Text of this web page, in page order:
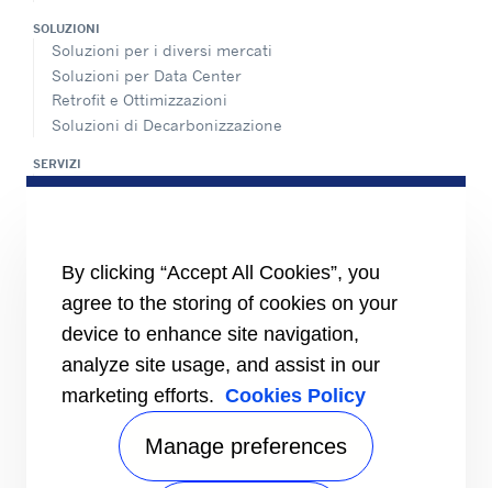
SOLUZIONI
Soluzioni per i diversi mercati
Soluzioni per Data Center
Retrofit e Ottimizzazioni
Soluzioni di Decarbonizzazione
SERVIZI
Panoramica dei servizi di assistenza
Fornitori
Investitori
CARRIER
Carrier in Europa
Valori fondamentali
Certificazioni
Speak Up
By clicking “Accept All Cookies”, you
agree to the storing of cookies on your
device to enhance site navigation,
analyze site usage, and assist in our
marketing efforts. Cookies Policy
Manage preferences